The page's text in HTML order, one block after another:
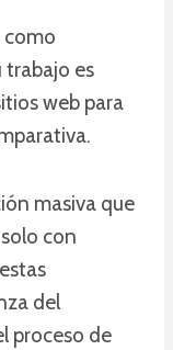
como
trabajo es
web para
masiva que
con
del
proceso de